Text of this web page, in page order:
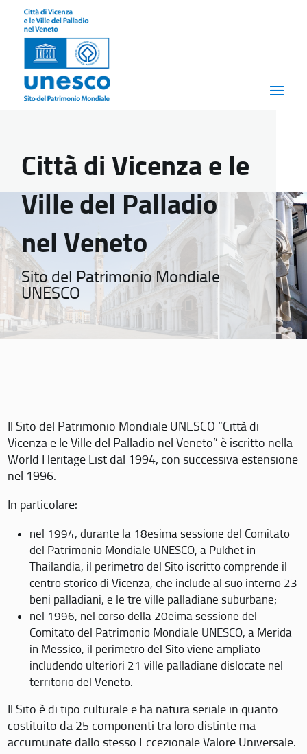
Città di Vicenza e le
Ville del Palladio
nel Veneto
Sito del Patrimonio Mondiale
UNESCO
Il Sito del Patrimonio Mondiale UNESCO “Città di
Vicenza e le Ville del Palladio nel Veneto” è iscritto nella
World Heritage List dal 1994, con successiva estensione
nel 1996.
In particolare:
nel 1994, durante la 18esima sessione del Comitato
del Patrimonio Mondiale UNESCO, a Pukhet in
Thailandia, il perimetro del Sito iscritto comprende il
centro storico di Vicenza, che include al suo interno 23
beni palladiani, e le tre ville palladiane suburbane;
nel 1996, nel corso della 20eima sessione del
Comitato del Patrimonio Mondiale UNESCO, a Merida
in Messico, il perimetro del Sito viene ampliato
includendo ulteriori 21 ville palladiane dislocate nel
territorio del Veneto.
Il Sito è di tipo culturale e ha natura seriale in quanto
costituito da 25 componenti tra loro distinte ma
accumunate dallo stesso Eccezionale Valore Universale.